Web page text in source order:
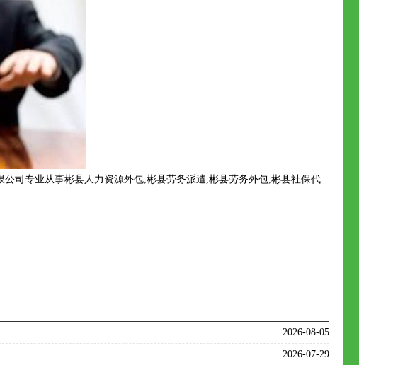
司专业从事彬县人力资源外包,彬县劳务派遣,彬县劳务外包,彬县社保代
2026-08-05
2026-07-29